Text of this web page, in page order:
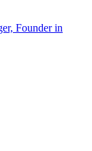
Founder in